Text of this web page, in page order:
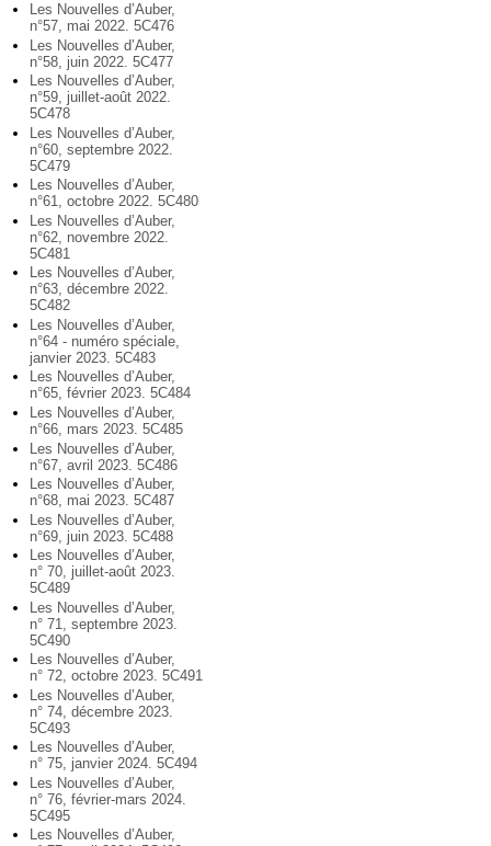
Les Nouvelles d’Auber,
n°57, mai 2022. 5C476
Les Nouvelles d’Auber,
n°58, juin 2022. 5C477
Les Nouvelles d’Auber,
n°59, juillet-août 2022.
5C478
Les Nouvelles d’Auber,
n°60, septembre 2022.
5C479
Les Nouvelles d’Auber,
n°61, octobre 2022. 5C480
Les Nouvelles d’Auber,
n°62, novembre 2022.
5C481
Les Nouvelles d’Auber,
n°63, décembre 2022.
5C482
Les Nouvelles d’Auber,
n°64 - numéro spéciale,
janvier 2023. 5C483
Les Nouvelles d’Auber,
n°65, février 2023. 5C484
Les Nouvelles d’Auber,
n°66, mars 2023. 5C485
Les Nouvelles d’Auber,
n°67, avril 2023. 5C486
Les Nouvelles d’Auber,
n°68, mai 2023. 5C487
Les Nouvelles d’Auber,
n°69, juin 2023. 5C488
Les Nouvelles d’Auber,
n° 70, juillet-août 2023.
5C489
Les Nouvelles d’Auber,
n° 71, septembre 2023.
5C490
Les Nouvelles d’Auber,
n° 72, octobre 2023. 5C491
Les Nouvelles d’Auber,
n° 74, décembre 2023.
5C493
Les Nouvelles d’Auber,
n° 75, janvier 2024. 5C494
Les Nouvelles d’Auber,
n° 76, février-mars 2024.
5C495
Les Nouvelles d’Auber,